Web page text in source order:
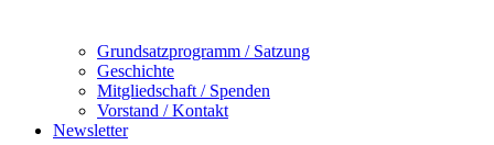
Grundsatzprogramm / Satzung
Geschichte
Mitgliedschaft / Spenden
Vorstand / Kontakt
Newsletter